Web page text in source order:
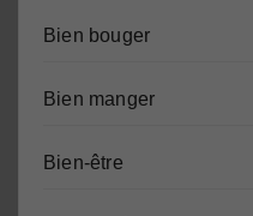
Bien bouger
Bien manger
Bien-être